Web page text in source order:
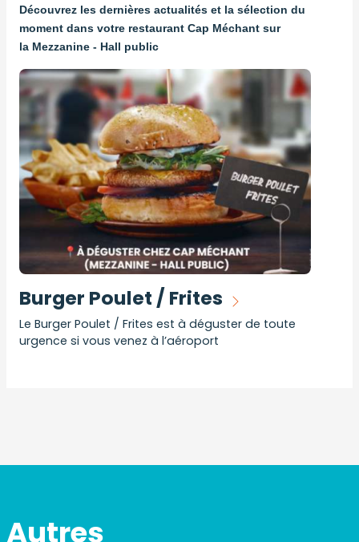
Découvrez les dernières actualités et la sélection du
moment dans votre restaurant Cap Méchant sur
la Mezzanine - Hall public
Burger Poulet / Frites
Le Burger Poulet / Frites est à déguster de toute
urgence si vous venez à l’aéroport
Autres